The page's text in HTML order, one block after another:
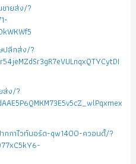
ายส่ง/?
ปลีกส่ง/?
ส่ง/?
กาไวท์บอร์ด-qw1400-ควอนตั้/?